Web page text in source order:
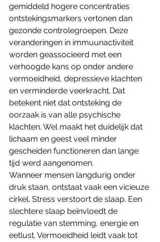
gemiddeld hogere concentraties
ontstekingsmarkers vertonen dan
gezonde controlegroepen. Deze
veranderingen in immuunactiviteit
worden geassocieerd met een
verhoogde kans op onder andere
vermoeidheid, depressieve klachten
en verminderde veerkracht. Dat
betekent niet dat ontsteking de
oorzaak is van alle psychische
klachten. Wel maakt het duidelijk dat
lichaam en geest veel minder
gescheiden functioneren dan lange
tijd werd aangenomen.
Wanneer mensen langdurig onder
druk staan, ontstaat vaak een vicieuze
cirkel. Stress verstoort de slaap. Een
slechtere slaap beïnvloedt de
regulatie van stemming, energie en
eetlust. Vermoeidheid leidt vaak tot